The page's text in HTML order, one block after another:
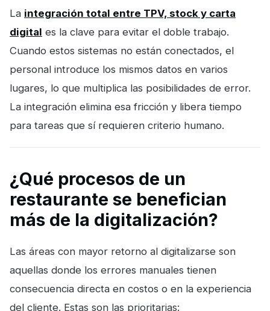
La integración total entre TPV, stock y carta
digital es la clave para evitar el doble trabajo.
Cuando estos sistemas no están conectados, el
personal introduce los mismos datos en varios
lugares, lo que multiplica las posibilidades de error.
La integración elimina esa fricción y libera tiempo
para tareas que sí requieren criterio humano.
¿Qué procesos de un
restaurante se benefician
más de la digitalización?
Las áreas con mayor retorno al digitalizarse son
aquellas donde los errores manuales tienen
consecuencia directa en costos o en la experiencia
del cliente. Estas son las prioritarias: